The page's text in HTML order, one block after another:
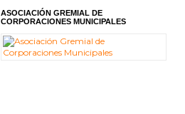
ASOCIACIÓN GREMIAL DE
CORPORACIONES MUNICIPALES